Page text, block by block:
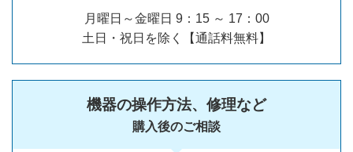
月曜日～金曜日 9：15 ～ 17：00
土日・祝日を除く【通話料無料】
機器の操作方法、修理など
購入後のご相談